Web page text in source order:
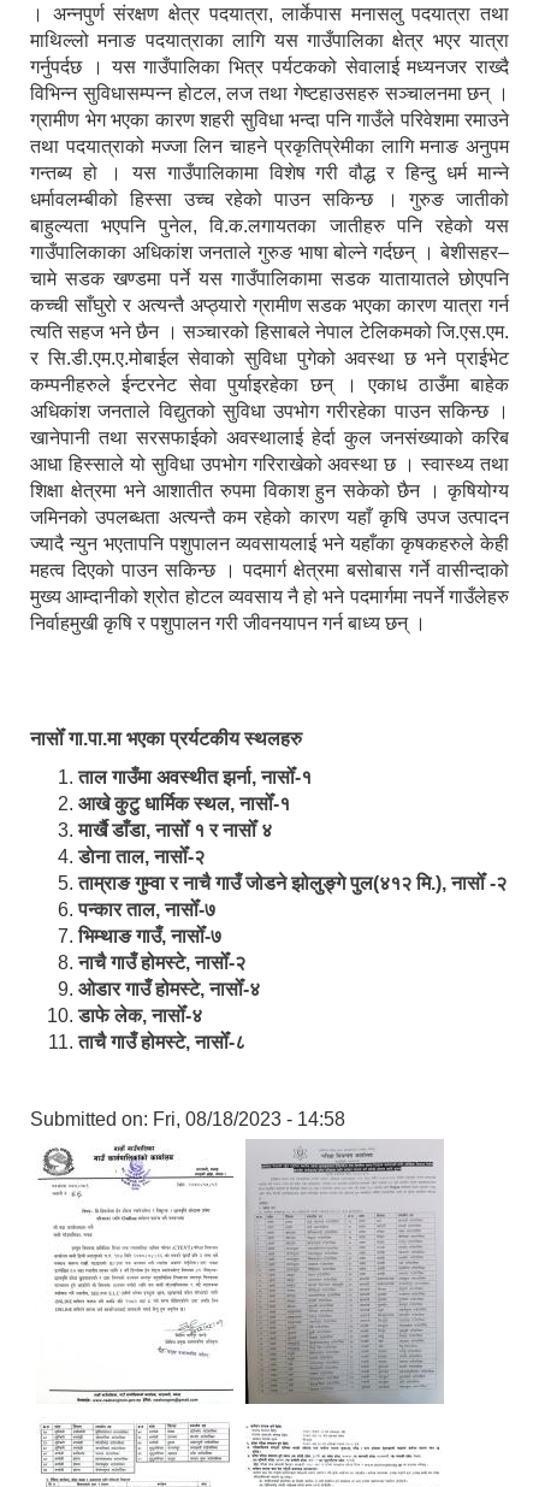
। अन्नपुर्ण संरक्षण क्षेत्र पदयात्रा, लार्केपास मनासलु पदयात्रा तथा
माथिल्लो मनाङ पदयात्राका लागि यस गाउँपालिका क्षेत्र भएर यात्रा
गर्नुपर्दछ । यस गाउँपालिका भित्र पर्यटकको सेवालाई मध्यनजर राख्दै
विभिन्न सुविधासम्पन्न होटल, लज तथा गेष्टहाउसहरु सञ्चालनमा छन् ।
ग्रामीण भेग भएका कारण शहरी सुविधा भन्दा पनि गाउँले परिवेशमा रमाउने
तथा पदयात्राको मज्जा लिन चाहने प्रकृतिप्रेमीका लागि मनाङ अनुपम
गन्तब्य हो । यस गाउँपालिकामा विशेष गरी वौद्ध र हिन्दु धर्म मान्ने
धर्मावलम्बीको हिस्सा उच्च रहेको पाउन सकिन्छ । गुरुङ जातीको
बाहुल्यता भएपनि पुनेल, वि.क.लगायतका जातीहरु पनि रहेको यस
गाउँपालिकाका अधिकांश जनताले गुरुङ भाषा बोल्ने गर्दछन् । बेशीसहर–
चामे सडक खण्डमा पर्ने यस गाउँपालिकामा सडक यातायातले छोएपनि
कच्ची साँघुरो र अत्यन्तै अप्ठ्यारो ग्रामीण सडक भएका कारण यात्रा गर्न
त्यति सहज भने छैन । सञ्चारको हिसाबले नेपाल टेलिकमको जि.एस.एम.
र सि.डी.एम.ए.मोबाईल सेवाको सुविधा पुगेको अवस्था छ भने प्राईभेट
कम्पनीहरुले ईन्टरनेट सेवा पुर्याइरहेका छन् । एकाध ठाउँमा बाहेक
अधिकांश जनताले विद्युतको सुविधा उपभोग गरीरहेका पाउन सकिन्छ ।
खानेपानी तथा सरसफाईको अवस्थालाई हेर्दा कुल जनसंख्याको करिब
आधा हिस्साले यो सुविधा उपभोग गरिराखेको अवस्था छ । स्वास्थ्य तथा
शिक्षा क्षेत्रमा भने आशातीत रुपमा विकाश हुन सकेको छैन । कृषियोग्य
जमिनको उपलब्धता अत्यन्तै कम रहेको कारण यहाँ कृषि उपज उत्पादन
ज्यादै न्युन भएतापनि पशुपालन व्यवसायलाई भने यहाँका कृषकहरुले केही
महत्व दिएको पाउन सकिन्छ । पदमार्ग क्षेत्रमा बसोबास गर्ने वासीन्दाको
मुख्य आम्दानीको श्रोत होटल व्यवसाय नै हो भने पदमार्गमा नपर्ने गाउँलेहरु
निर्वाहमुखी कृषि र पशुपालन गरी जीवनयापन गर्न बाध्य छन् ।
नासोँ गा.पा.मा भएका प्रर्यटकीय स्थलहरु
ताल गाउँमा अवस्थीत झर्ना, नासोँ-१
आखे कुटु धार्मिक स्थल, नासोँ-१
मार्खै डाँडा, नासोँ १ र नासोँ ४
डाेना ताल, नासोँ-२
ताम्राङ गुम्वा र नाचै गाउँ जोडने झोलुङ्गे पुल(४१२ मि.), नासोँ -२
पन्कार ताल, नासोँ-७
भिम्थाङ गाउँ, नासोँ-७
नाचै गाउँ होमस्टे, नासोँ-२
ओ‍‍‌डार गाउँ होमस्टे, नासोँ-४
डाफे लेक, नासोँ-४
ताचै गाउँ होमस्टे, नासोँ-८
Submitted on: Fri, 08/18/2023 - 14:58